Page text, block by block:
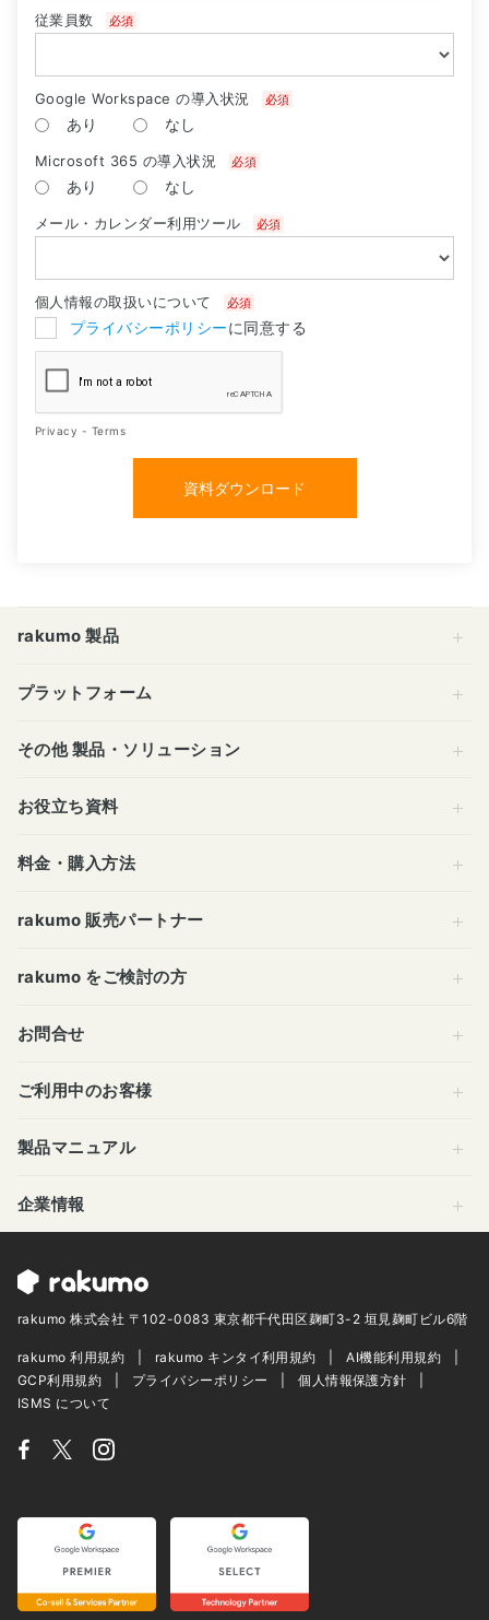
rakumo 製品
プラットフォーム
その他 製品・ソリューション
お役立ち資料
料金・購入方法
rakumo 販売パートナー
rakumo をご検討の方
お問合せ
ご利用中のお客様
製品マニュアル
企業情報
rakumo 株式会社 〒102-0083 東京都千代田区麹町3-2 垣見麹町ビル6階
rakumo 利用規約 rakumo キンタイ利用規約
AI機能利用規約
GCP利用規約
プライバシーポリシー
個人情報保護方針
ISMS について